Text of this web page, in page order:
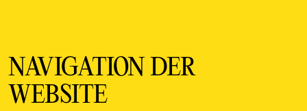
NAVIGATION DER
WEBSITE